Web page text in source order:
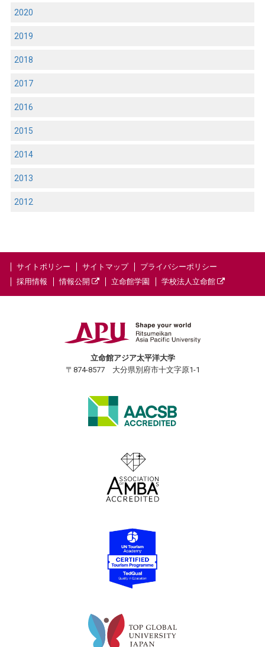
2020
2019
2018
2017
2016
2015
2014
2013
2012
サイトポリシー サイトマップ
プライバシーポリシー
採用情報
情報公開 立命館学園 学校法人立命館
立命館アジア太平洋大学
〒874-8577 大分県別府市十文字原1-1